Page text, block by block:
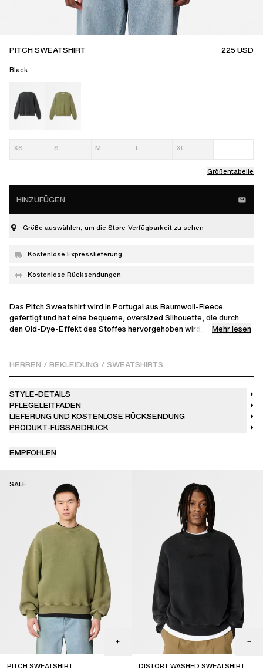
PITCH SWEATSHIRT 225USD
Black
XS S M L XL
Größentabelle
HINZUFÜGEN
Größe auswählen, um die Store-Verfügbarkeit zu sehen
Kostenlose Expresslieferung
Kostenlose Rücksendungen
Das Pitch Sweatshirt wird in Portugal aus Baumwoll-Fleece
gefertigt und hat eine bequeme, oversized Silhouette, die durch
den Old-Dye-Effekt des Stoffes hervorgehoben wird, was ihm
Das Model ist 188 cm / 6'2 ft groß und trägt Größe M.
Mehr lesen
HERREN / BEKLEIDUNG / SWEATSHIRTS
STYLE-DETAILS
PFLEGELEITFADEN
LIEFERUNG UND KOSTENLOSE RÜCKSENDUNG
PRODUKT-FUSSABDRUCK
EMPFOHLEN
PITCH SWEATSHIRT
SALE
DISTORT WASHED SWEATSHIRT